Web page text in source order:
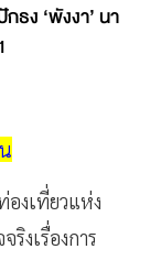
ธง ‘พังงา’ นา
องเที่ยวแห่ง
งเรื่องการ